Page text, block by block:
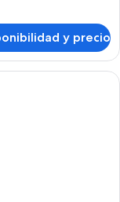
y precio
hotel con sofá,